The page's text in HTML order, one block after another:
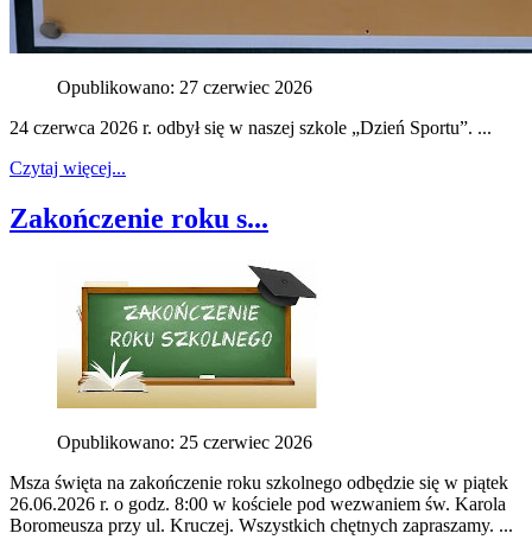
Opublikowano: 27 czerwiec 2026
24 czerwca 2026 r. odbył się w naszej szkole „Dzień Sportu”. ...
Czytaj więcej...
Zakończenie roku s...
Opublikowano: 25 czerwiec 2026
Msza święta na zakończenie roku szkolnego odbędzie się w piątek
26.06.2026 r. o godz. 8:00 w kościele pod wezwaniem św. Karola
Boromeusza przy ul. Kruczej. Wszystkich chętnych zapraszamy. ...